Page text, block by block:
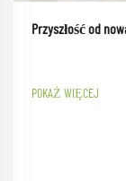
Przyszłość od
POKAŻ WIĘCEJ